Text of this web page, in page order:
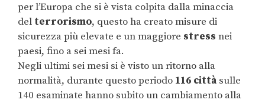
per l’Europa che si è vista colpita dalla minaccia
del terrorismo, questo ha creato misure di
sicurezza più elevate e un maggiore stress nei
paesi, fino a sei mesi fa.
Negli ultimi sei mesi si è visto un ritorno alla
normalità, durante questo periodo 116 città sulle
140 esaminate hanno subito un cambiamento alla